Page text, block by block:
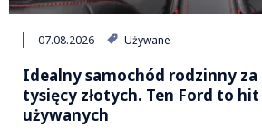
07.08.2026 Używane
Idealny samochód rodzinny za
tysięcy złotych. Ten Ford to
używanych